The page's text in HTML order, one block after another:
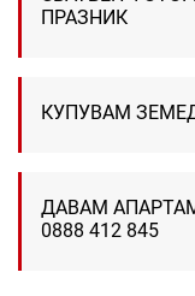
ПРАЗНИК
КУПУВАМ
ДАВАМ
0888 412 845